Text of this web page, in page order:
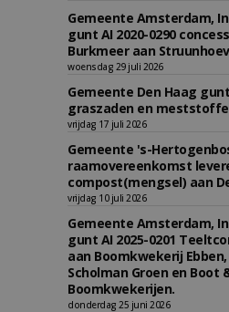
Gemeente Amsterdam,
gunt AI 2020-0290
Burkmeer aan
woensdag 29 juli 2026
Gemeente Den Haag
graszaden en
vrijdag 17 juli 2026
Gemeente 's-
raamovereenkomst
compost(mengsel) aan
vrijdag 10 juli 2026
Gemeente Amsterdam,
gunt AI 2025-0201
aan Boomkwekerij Ebben,
Scholman Groen en Boot
Boomkwekerijen.
donderdag 25 juni 2026